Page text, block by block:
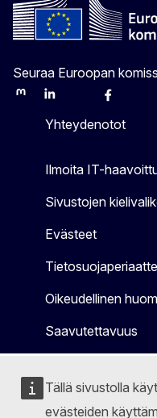
Tällä sivustolla
evästeiden
Seuraa Euroopan
MastodonLinkedInBlueskyFacebook
Yhteydenotot
Ilmoita IT-
Sivustojen
Evästeet
Oikeudellinen
Saavutettavuus